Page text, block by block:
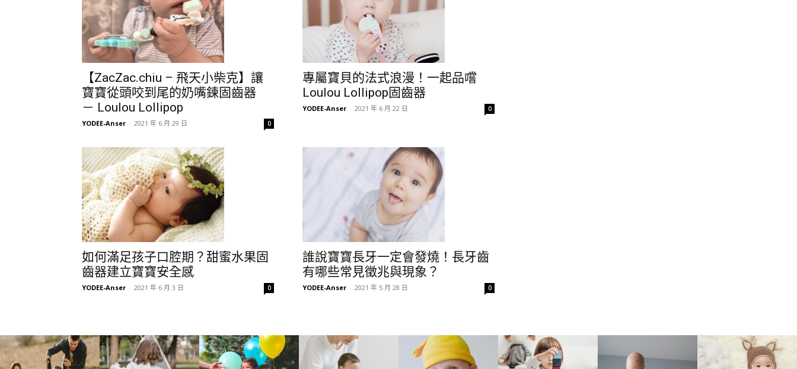
【ZacZac.chiu – 飛天小柴克】讓
寶寶從頭咬到尾的奶嘴鍊固齒器
－ Loulou Lollipop
YODEE-Anser - 2021 年 6 月 29 日 0
專屬寶貝的法式浪漫！一起品嚐
Loulou Lollipop固齒器
YODEE-Anser - 2021 年 6 月 22 日 0
如何滿足孩子口腔期？甜蜜水果固
齒器建立寶寶安全感
YODEE-Anser - 2021 年 6 月 3 日 0
誰說寶寶長牙一定會發燒！長牙齒
有哪些常見徵兆與現象？
YODEE-Anser - 2021 年 5 月 28 日 0